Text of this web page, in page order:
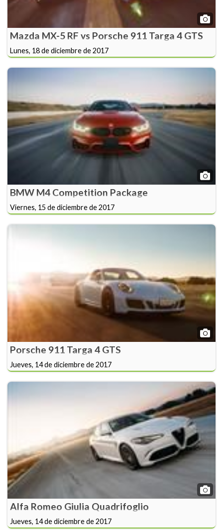
Mazda MX-5 RF vs Porsche 911 Targa 4 GTS
Lunes, 18 de diciembre de 2017
BMW M4 Competition Package
Viernes, 15 de diciembre de 2017
Porsche 911 Targa 4 GTS
Jueves, 14 de diciembre de 2017
Alfa Romeo Giulia Quadrifoglio
Jueves, 14 de diciembre de 2017